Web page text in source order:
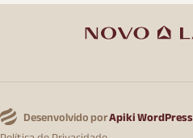
Desenvolvido porApiki WordPress